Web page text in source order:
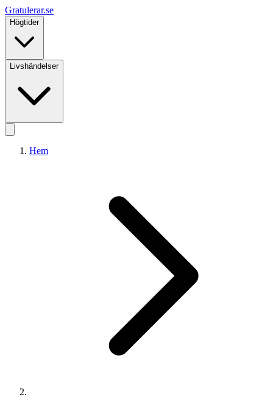
Gratulerar.se
Högtider
Livshändelser
Hem